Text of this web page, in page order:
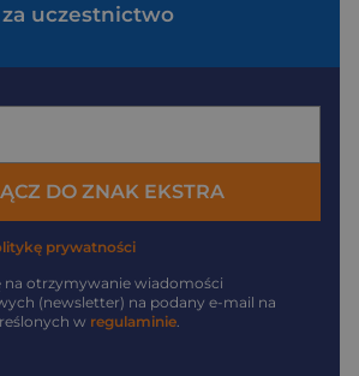
za uczestnictwo
DO ZNAK EKSTRA
prywatności
na otrzymywanie wiadomości
(newsletter) na podany e-mail na
w regulaminie